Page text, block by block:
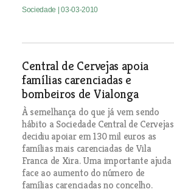
Sociedade | 03-03-2010
Central de Cervejas apoia
famílias carenciadas e
bombeiros de Vialonga
À semelhança do que já vem sendo
hábito a Sociedade Central de Cervejas
decidiu apoiar em 130 mil euros as
famílias mais carenciadas de Vila
Franca de Xira. Uma importante ajuda
face ao aumento do número de
famílias carenciadas no concelho.